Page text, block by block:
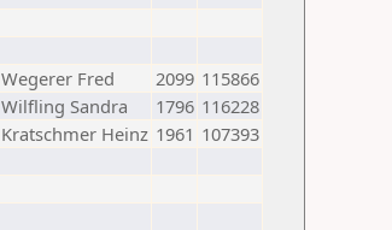
Wegerer Fred 2099 115866
Wilfling Sandra 1796 116228
Kratschmer Heinz 1961 107393